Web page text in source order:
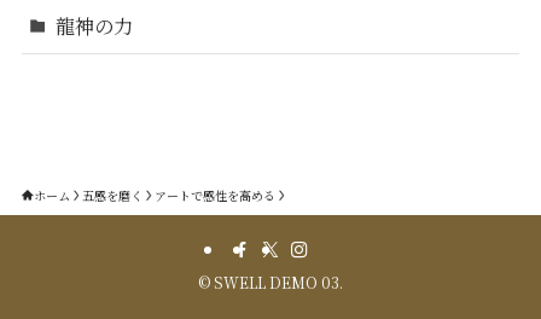
龍神の力
ホーム 五感を磨く アートで感性を高める
©SWELL DEMO 03.